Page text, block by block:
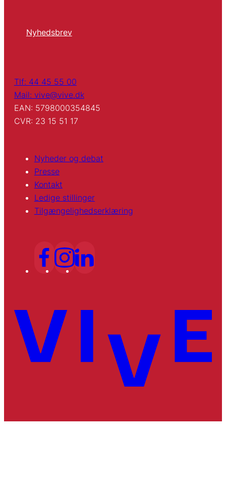
Nyhedsbrev
Tlf: 44 45 55 00
Mail: vive@vive.dk
EAN: 5798000354845
CVR: 23 15 51 17
Nyheder og debat
Presse
Kontakt
Ledige stillinger
Tilgængelighedserklæring